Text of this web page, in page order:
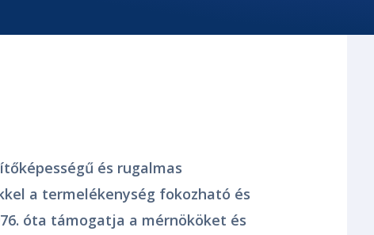
és rugalmas
a termelékenység fokozható és
óta támogatja a mérnököket és